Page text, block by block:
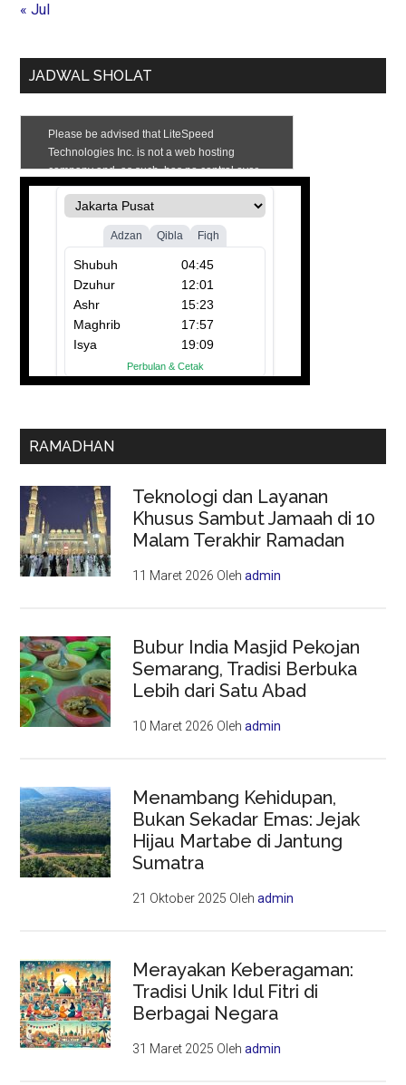
« Jul
JADWAL SHOLAT
RAMADHAN
Teknologi dan Layanan
Khusus Sambut Jamaah di 10
Malam Terakhir Ramadan
11 Maret 2026 Olehadmin
Bubur India Masjid Pekojan
Semarang, Tradisi Berbuka
Lebih dari Satu Abad
10 Maret 2026 Olehadmin
Menambang Kehidupan,
Bukan Sekadar Emas: Jejak
Hijau Martabe di Jantung
Sumatra
21 Oktober 2025 Olehadmin
Merayakan Keberagaman:
Tradisi Unik Idul Fitri di
Berbagai Negara
31 Maret 2025 Olehadmin